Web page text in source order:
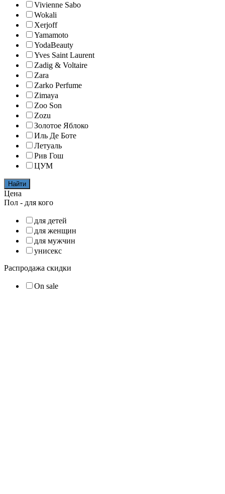
Vivienne Sabo
Wokali
Xerjoff
Yamamoto
YodaBeauty
Yves Saint Laurent
Zadig & Voltaire
Zara
Zarko Perfume
Zimaya
Zoo Son
Zozu
Золотое Яблоко
Иль Де Боте
Летуаль
Рив Гош
ЦУМ
Найти
Цена
Пол - для кого
для детей
для женщин
для мужчин
унисекс
Распродажа скидки
On sale